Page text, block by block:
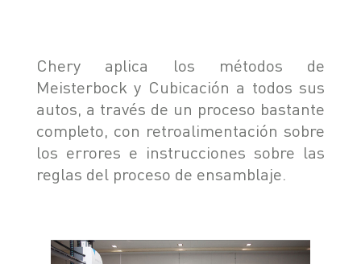
Chery aplica los métodos de
Meisterbock y Cubicación a todos sus
autos, a través de un proceso bastante
completo, con retroalimentación sobre
los errores e instrucciones sobre las
reglas del proceso de ensamblaje.